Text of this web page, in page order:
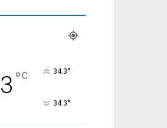
°C 34.3°
34.3°